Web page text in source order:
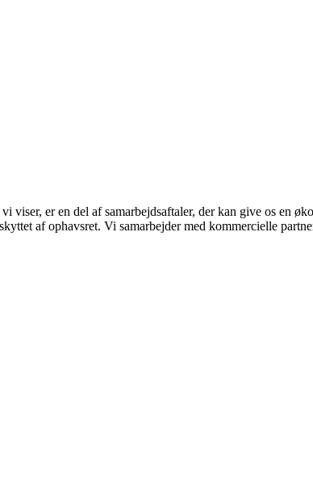
viser, er en del af samarbejdsaftaler, der kan give os en
af ophavsret. Vi samarbejder med kommercielle